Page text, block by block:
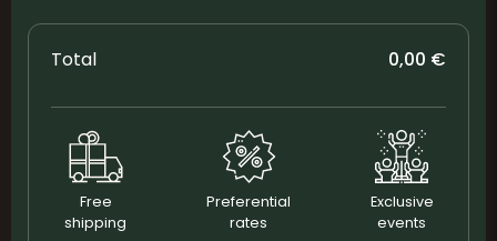
Total 0,00 €
Free
shipping
Preferential
rates
Exclusive
events